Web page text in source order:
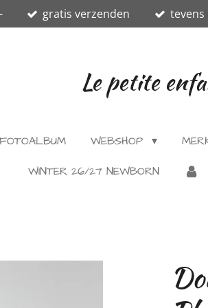
gratis verzenden tevens
Le petite
FOTOALBUM WEBSHOP
WINTER 26/27 NEWBORN